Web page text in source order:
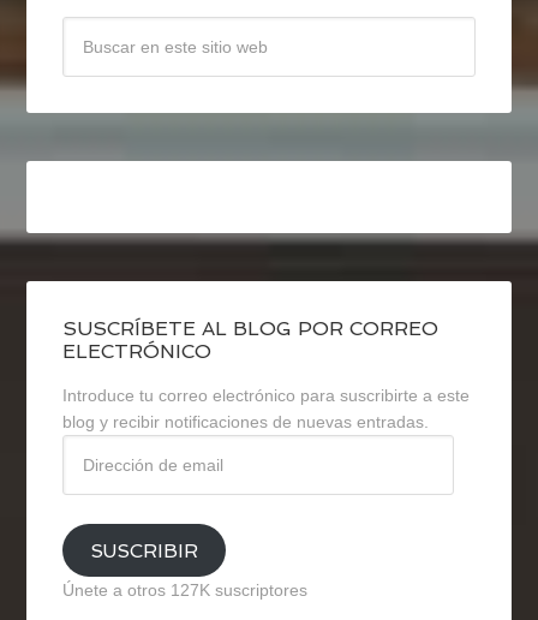
SUSCRÍBETE AL BLOG POR CORREO
ELECTRÓNICO
Introduce tu correo electrónico para suscribirte a este
blog y recibir notificaciones de nuevas entradas.
email
SUSCRIBIR
Únete a otros 127K suscriptores